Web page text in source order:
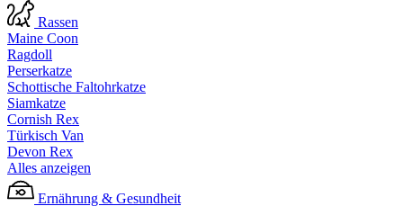
Rassen
Maine Coon
Ragdoll
Perserkatze
Schottische Faltohrkatze
Siamkatze
Cornish Rex
Türkisch Van
Devon Rex
Alles anzeigen
Ernährung & Gesundheit